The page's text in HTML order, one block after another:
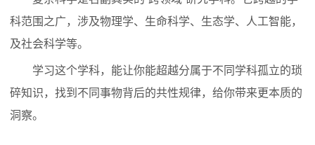
科范围之广，涉及物理学、生命科学、生态学、人工智能，
及社会科学等。
学习这个学科，能让你能超越分属于不同学科孤立的琐
碎知识，找到不同事物背后的共性规律，给你带来更本质的
洞察。